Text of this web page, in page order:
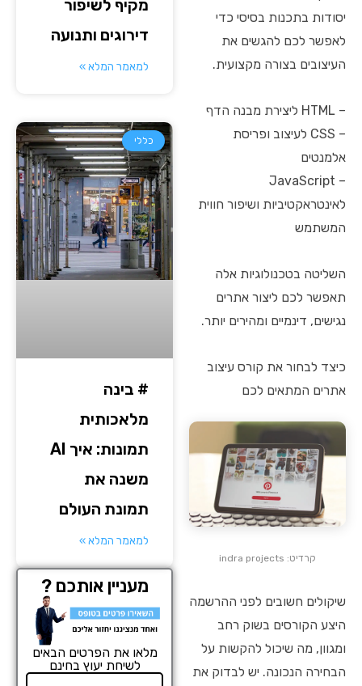
יסודות בתכנות בסיסי כדי
לאפשר לכם להגשים את
העיצובים בצורה מקצועית.
– HTML ליצירת מבנה הדף
– CSS לעיצוב ופריסת
אלמנטים
– JavaScript
לאינטראקטיביות ושיפור חווית
המשתמש
השליטה בטכנולוגיות אלה
תאפשר לכם ליצור אתרים
נגישים, דינמיים ומהירים יותר.
כיצד לבחור את קורס עיצוב
אתרים המתאים לכם
קרדיט: indra projects
שיקולים חשובים לפני ההרשמה
היצע הקורסים בשוק רחב
ומגוון, מה שיכול להקשות על
הבחירה הנכונה. יש לבדוק את
מקיף לשיפור
דירוגים ותנועה
למאמר המלא »
כללי
# בינה
מלאכותית
תמונות: איך AI
משנה את
תמונת העולם
למאמר המלא »
מעניין אותכם ?
מלאו את הפרטים הבאים
לשיחת יעוץ בחינם